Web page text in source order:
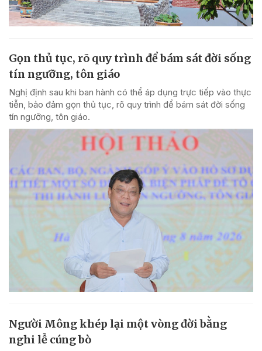
Gọn thủ tục, rõ quy trình để bám sát đời sống
tín ngưỡng, tôn giáo
Nghị định sau khi ban hành có thể áp dụng trực tiếp vào thực
tiễn, bảo đảm gọn thủ tục, rõ quy trình để bám sát đời sống
tín ngưỡng, tôn giáo.
Người Mông khép lại một vòng đời bằng
nghi lễ cúng bò